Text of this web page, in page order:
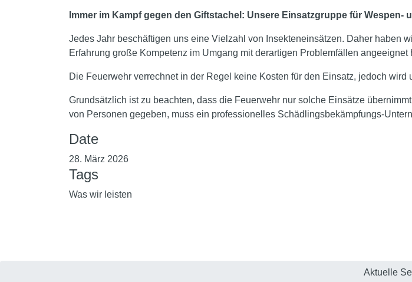
Immer im Kampf gegen den Giftstachel: Unsere Einsatzgruppe für Wespen-
Jedes Jahr beschäftigen uns eine Vielzahl von Insekteneinsätzen. Daher haben
Erfahrung große Kompetenz im Umgang mit derartigen Problemfällen angeeignet
Die Feuerwehr verrechnet in der Regel keine Kosten für den Einsatz, jedoch wird
Grundsätzlich ist zu beachten, dass die Feuerwehr nur solche Einsätze
von Personen gegeben, muss ein professionelles Schädlingsbekämpfungs-
Date
28. März 2026
Tags
Was wir leisten
Aktuelle